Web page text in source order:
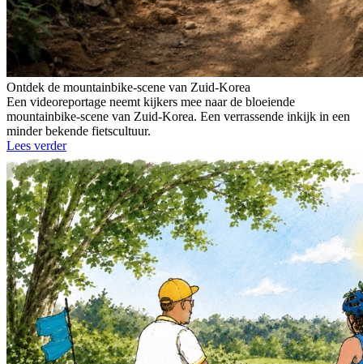
Ontdek de mountainbike-scene van Zuid-Korea
Een videoreportage neemt kijkers mee naar de bloeiende
mountainbike-scene van Zuid-Korea. Een verrassende inkijk in een
minder bekende fietscultuur.
Lees verder